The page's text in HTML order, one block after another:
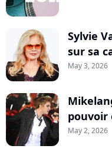
Sylvie
sur sa
May 3, 2026
pouvoir
May 2, 2026